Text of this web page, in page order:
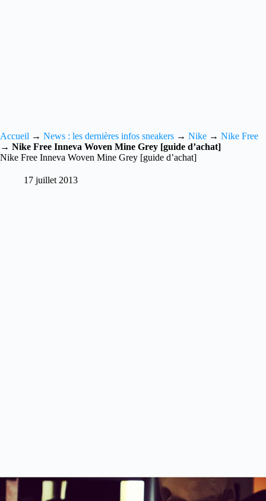
Accueil → News : les dernières infos sneakers → Nike → Nike Free
→ Nike Free Inneva Woven Mine Grey [guide d’achat]
Nike Free Inneva Woven Mine Grey [guide d’achat]
17 juillet 2013